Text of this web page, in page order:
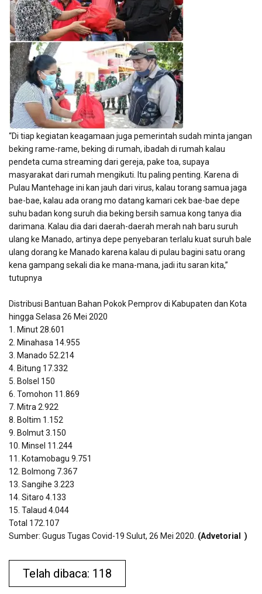
“Di tiap kegiatan keagamaan juga pemerintah sudah minta jangan
beking rame-rame, beking di rumah, ibadah di rumah kalau
pendeta cuma streaming dari gereja, pake toa, supaya
masyarakat dari rumah mengikuti. Itu paling penting. Karena di
Pulau Mantehage ini kan jauh dari virus, kalau torang samua jaga
bae-bae, kalau ada orang mo datang kamari cek bae-bae depe
suhu badan kong suruh dia beking bersih samua kong tanya dia
darimana. Kalau dia dari daerah-daerah merah nah baru suruh
ulang ke Manado, artinya depe penyebaran terlalu kuat suruh bale
ulang dorang ke Manado karena kalau di pulau bagini satu orang
kena gampang sekali dia ke mana-mana, jadi itu saran kita,”
tutupnya
Distribusi Bantuan Bahan Pokok Pemprov di Kabupaten dan Kota
hingga Selasa 26 Mei 2020
1. Minut 28.601
2. Minahasa 14.955
3. Manado 52.214
4. Bitung 17.332
5. Bolsel 150
6. Tomohon 11.869
7. Mitra 2.922
8. Boltim 1.152
9. Bolmut 3.150
10. Minsel 11.244
11. Kotamobagu 9.751
12. Bolmong 7.367
13. Sangihe 3.223
14. Sitaro 4.133
15. Talaud 4.044
Total 172.107
Sumber: Gugus Tugas Covid-19 Sulut, 26 Mei 2020. (Advetorial )
Telah dibaca: 118